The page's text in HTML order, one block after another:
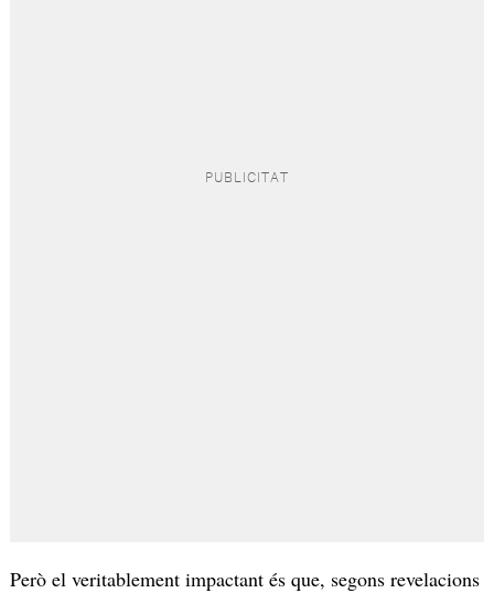
Però el veritablement impactant és que, segons revelacions